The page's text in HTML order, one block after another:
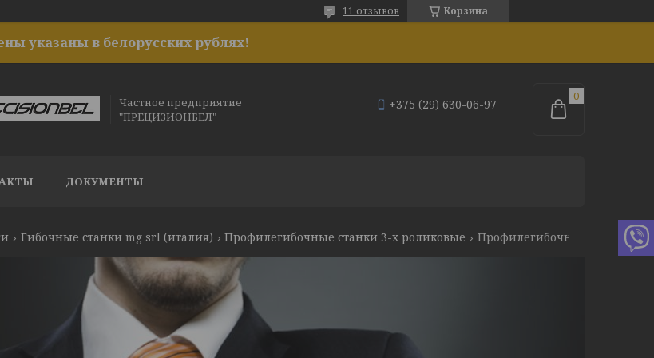
Корзина
11 отзывов
указаны в белорусских рублях!
Частное предприятие
"ПРЕЦИЗИОНБЕЛ"
+375 (29) 630-06-97
ДОКУМЕНТЫ
Гибочные станки mg srl (италия) Профилегибочные станки 3-х роликовые